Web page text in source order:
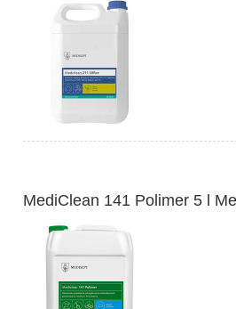
MediClean 141 Polimer 5 l